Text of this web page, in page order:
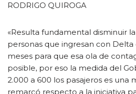
RODRIGO QUIROGA
«Resulta fundamental disminuir
personas que ingresan con
meses para que esa ola de
posible, por eso la medida del
2.000 a 600 los pasajeros es una
remarcó respecto a la iniciativa